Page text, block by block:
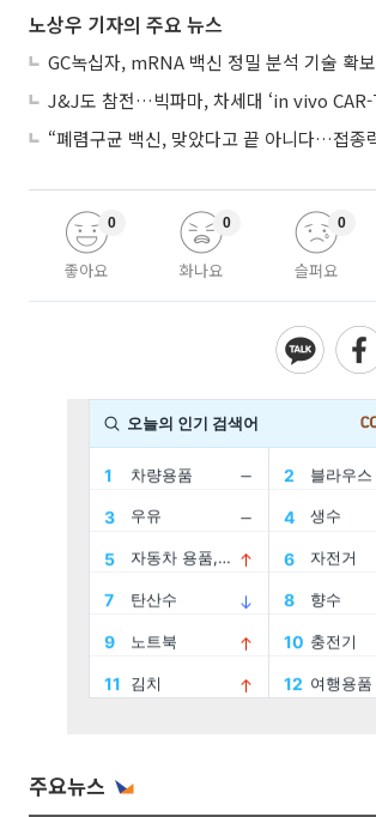
노상우 기자의 주요 뉴스
GC녹십자, mRNA 백신 정밀 분석 기술 확보
좋아요
0
화나요
0
슬퍼요
0
주요뉴스